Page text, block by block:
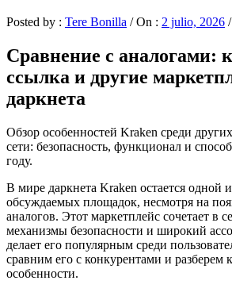
Posted by : Tere Bonilla / On : 2 julio, 2026 /
Сравнение с аналогами:
ссылка и другие
даркнета
Обзор особенностей Kraken среди
сети: безопасность, функционал и
году.
В мире даркнета Kraken остается одной
обсуждаемых площадок, несмотря на
аналогов. Этот маркетплейс сочетает в
механизмы безопасности и широкий
делает его популярным среди
сравним его с конкурентами и разберем
особенности.